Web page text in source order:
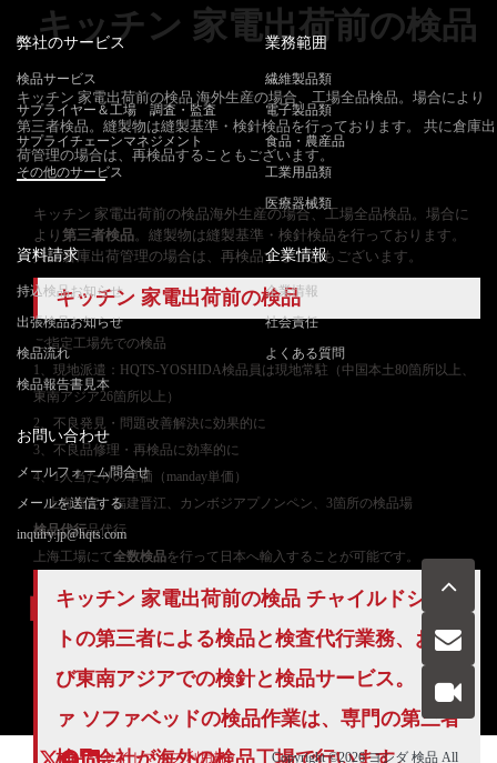
キッチン 家電出荷前の検品
キッチン 家電出荷前の検品 海外生産の場合、工場全品検品。場合により
第三者検品。縫製物は縫製基準・検針検品を行っております。 共に倉庫出
荷管理の場合は、再検品することもございます。
キッチン 家電出荷前の検品海外生産の場合、工場全品検品。場合に
より 第三者検品 。縫製物は縫製基準・検針検品を行っております。
共に倉庫出荷管理の場合は、再検品することもございます。
キッチン 家電出荷前の検品
ご指定工場先での検品
1、現地派遣：HQTS-YOSHIDA検品員は現地常駐（中国本土80箇所以上、
東南アジア26箇所以上）
2、不良発見・問題改善解決に効果的に
3、不良品修理・再検品に効率的に
4、1人当たりの単価（manday単価）
上海嘉定、福建晋江、カンボジアプノンペン、3箇所の検品場
検品代行品代行
上海工場にて全数検品を行って日本へ輸入することが可能です。
キッチン 家電出荷前の検品 チャイルドシー
トの第三者による検品と検査代行業務、およ
び東南アジアでの検針と検品サービス。 ソフ
ァ ソファベッドの検品作業は、専門の第三者
検品会社が海外の検品工場で行います。
弊社のサービス
検品サービス
サプライヤー＆工場 調査・監査
サプライチェーンマネジメント
その他のサービス
業務範囲
繊維製品類
電子製品類
食品・農産品
工業用品類
医療器械類
資料請求
持込検品お知らせ
出張検品お知らせ
検品流れ
検品報告書見本
企業情報
企業情報
社会責任
よくある質問
お問い合わせ
メールフォーム問合せ
メールを送信する
inquiry.jp@hqts.com
お電話でのお問い合わせ
お問い合わせ
サイトマップ 利用規 Copyright ©2026ヨシダ 検品 All